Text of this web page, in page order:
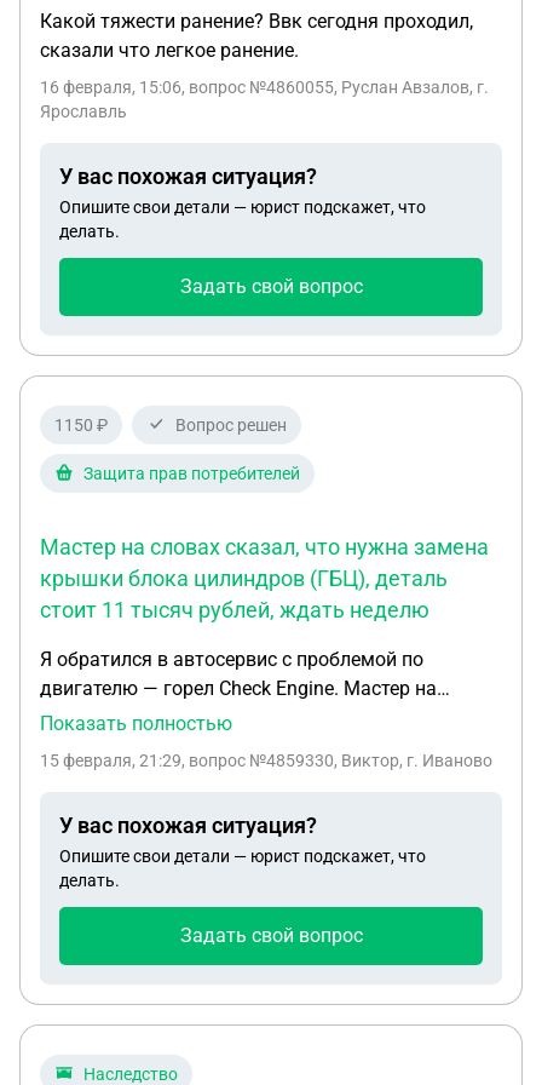
Какой тяжести ранение? Ввк сегодня проходил,
сказали что легкое ранение.
16 февраля, 15:06, вопрос №4860055, Руслан Авзалов, г.
Ярославль
У вас похожая ситуация?
Опишите свои детали — юрист подскажет, что
делать.
Задать свой вопрос
1150 ₽ Вопрос решен
Защита прав потребителей
Мастер на словах сказал, что нужна замена
крышки блока цилиндров (ГБЦ), деталь
стоит 11 тысяч рублей, ждать неделю
Я обратился в автосервис с проблемой по
двигателю — горел Check Engine. Мастер на
словах сказал, что нужна замена крышки блока
ждать неделю. Я согласился. Через неделю
качества не изменились — двигатель работает
так же, как и до ремонта. Мне выдали только акт
выполненных работ, подписанный только
разделе «Работы»: «Крышка клапанная
работы, расписано как 11 часов работы) и
второй позицией . В разделе «Запчасти и
Показать полностью
15 февраля, 21:29, вопрос №4859330, Виктор, г. Иваново
У вас похожая ситуация?
Опишите свои детали — юрист подскажет, что
делать.
Задать свой вопрос
Наследство